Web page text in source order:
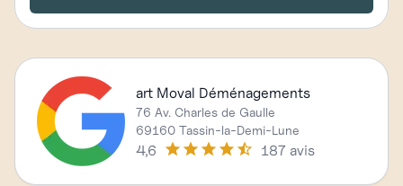
art Moval Déménagements
76 Av. Charles de Gaulle
69160 Tassin-la-Demi-Lune
4,6 187 avis